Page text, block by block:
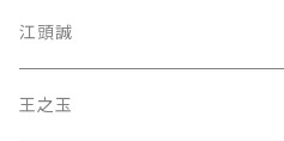
江頭誠
王之玉